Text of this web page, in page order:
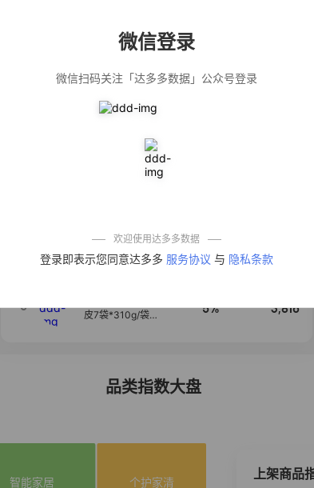
微信登录
微信扫码关注「达多多数据」公众号登录
欢迎使用达多多数据
登录即表示您同意达多多 服务协议 与 隐私条款
【净浮生】油污
重油污去油王污
公仔牌顽渍净洗
衣粉轻松搓洗去
污渍除菌除螨3倍
洁净去渍家用去
料袋厨房抽绳式
一品欢【10包鲜
凉皮】红油麻酱
10% 4,286
5
皮7袋*310g/袋红
5% 3,816
品类指数大盘
上架商品